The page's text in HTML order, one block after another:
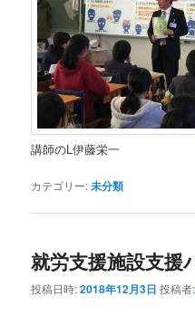
講師のL伊藤栄一
カテゴリー:未分類
就労支援施設支援
投稿日時:2018年12月3日 投稿